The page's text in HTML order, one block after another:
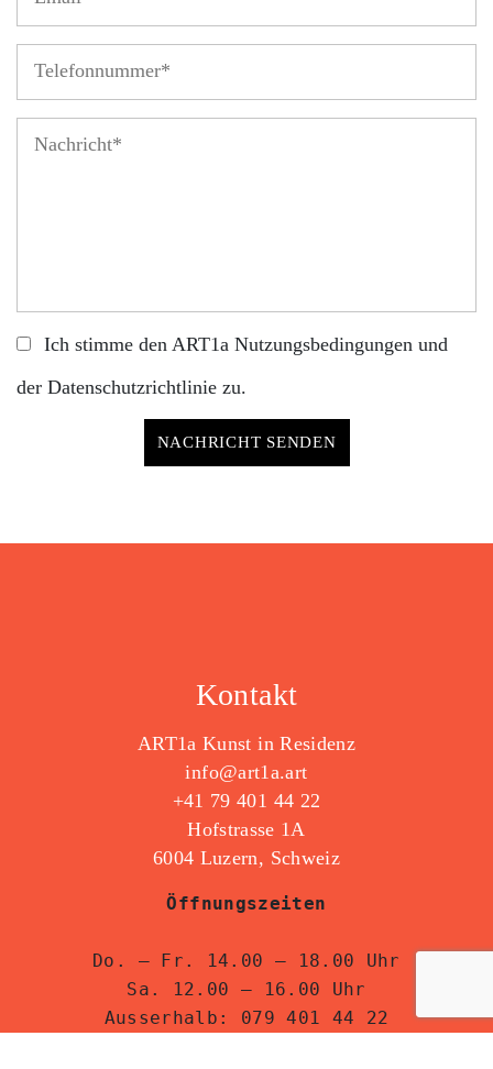
Ich stimme den ART1a Nutzungsbedingungen und
der Datenschutzrichtlinie zu.
Kontakt
ART1a Kunst in Residenz
info@art1a.art
+41 79 401 44 22
Hofstrasse 1A
6004 Luzern, Schweiz
Öffnungszeiten
Do. – Fr. 14.00 – 18.00 Uhr
Sa. 12.00 – 16.00 Uhr
Ausserhalb: 079 401 44 22